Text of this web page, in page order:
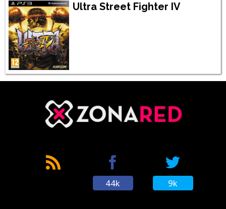
Ultra Street Fighter IV
44k 9k